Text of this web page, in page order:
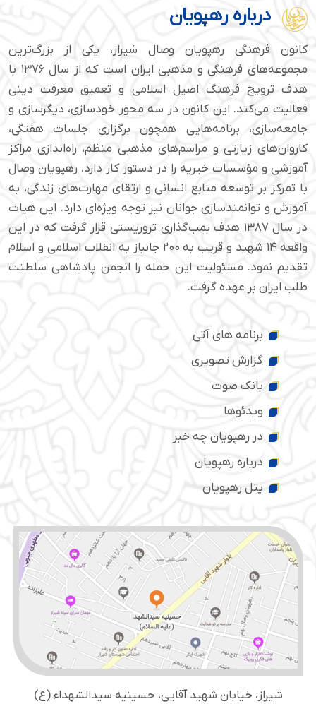
درباره رهپویان
کانون فرهنگی رهپویان وصال شیراز، یکی از بزرگ‌ترین
مجموعه‌های فرهنگی و مذهبی ایران است که از سال ۱۳۷۶ با
هدف ترویج فرهنگ اصیل اسلامی و تعمیق معرفت دینی
فعالیت می‌کند. این کانون در سه محور خودسازی، دیگرسازی و
جامعه‌سازی، برنامه‌هایی همچون برگزاری جلسات هفتگی،
کاروان‌های زیارتی و مراسم‌های مذهبی منظم، راه‌اندازی مراکز
آموزشی و مؤسسات خیریه را در دستور کار دارد. رهپویان وصال
با تمرکز بر توسعه منابع انسانی و ارتقای مهارت‌های زندگی، به
آموزش و توانمندسازی جوانان نیز توجه ویژه‌ای دارد. این هیات
در سال ۱۳۸۷ هدف بمب‌گذاری تروریستی قرار گرفت که در این
واقعه ۱۴ شهید و قریب به ۲۰۰ جانباز به انقلاب اسلامی و اسلام
تقدیم نمود. مسئولیت این حمله را انجمن پادشاهی سلطنت
طلب ایران بر عهده گرفت.
برنامه های آتی
گزارش تصویری
بانک صوت
ویدئوها
در رهپویان چه خبر
درباره رهپویان
پنل رهپویان
شیراز، خیابان شهید آقایی، حسینیه سید‌الشهداء (ع)